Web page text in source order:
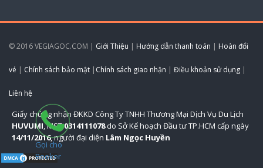
© 2016 VEGIAGOC.COM | Giới Thiệu | Hướng dẫn thanh toán | Hoàn đổi
vé | Chính sách bảo mật | Chính sách giao nhận | Điều khoản sử dụng |
Liên hệ
Giấy chứng nhận ĐKKD Công Ty TNHH Thương Mại Dịch Vụ Du Lịch
HUVUMI, MST0314111078do Sở Kế hoạch Đầu tư TP.HCM cấp ngày
14/11/2016, người đại diện Lâm Ngọc Huyền
Gọi cho
Booker